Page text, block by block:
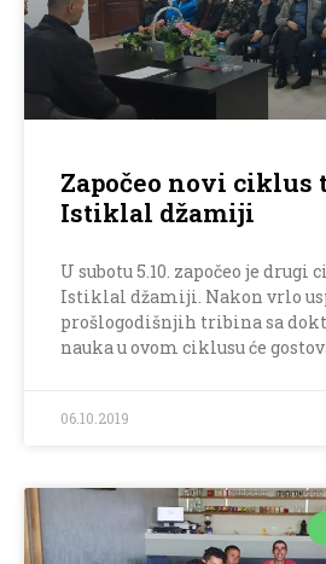
Započeo novi ciklus
Istiklal džamiji
U subotu 5.10. započeo je
Istiklal džamiji. Nakon vrlo
prošlogodišnjih tribina sa
nauka u ovom ciklusu će
06.10.2019